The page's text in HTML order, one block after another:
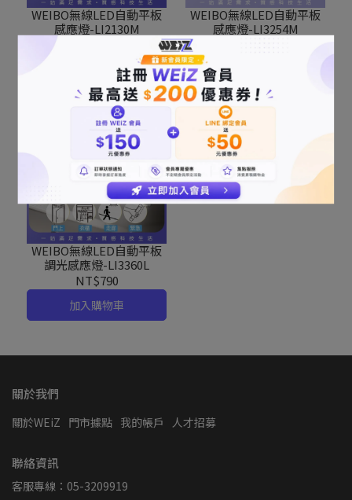
WEIBO無線LED自動平板
感應燈-LI2130M
加入購物車
WEIBO無線LED自動平板
感應燈-LI3254M
WEIBO無線LED自動平板
調光感應燈-LI3360L
NT$790
加入購物車
關於我們
關於WEiZ 門市據點 我的帳戶 人才招募
聯絡資訊
客服專線：05-3209919